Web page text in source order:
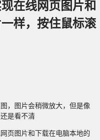
在线网页图片和
样，按住鼠标滚
，图片会稍微放大，但是像
是看不清
页图片和下载在电脑本地的